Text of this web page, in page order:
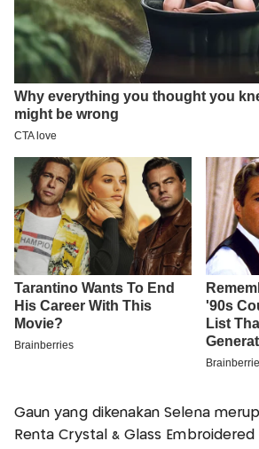
Gaun yang dikenakan Selena
Renta Crystal & Glass